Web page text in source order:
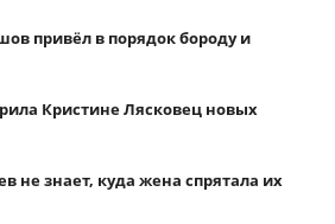
привёл в порядок бороду и
Кристине Лясковец новых
не знает, куда жена спрятала их